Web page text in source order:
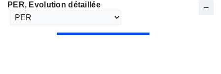
PER, Evolution détaillée